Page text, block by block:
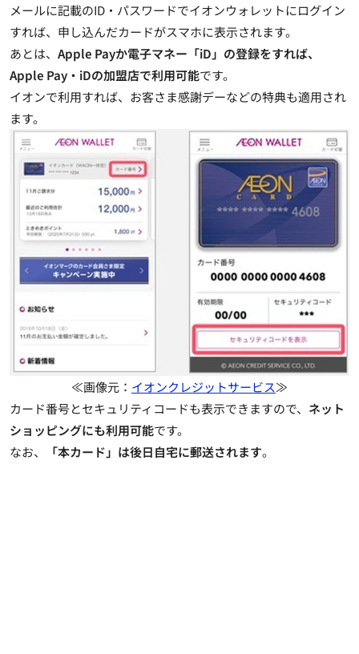
メールに記載のID・パスワードでイオンウォレットにログイン
すれば、申し込んだカードがスマホに表示されます。
あとは、 Apple Payか電子マネー「iD」の登録をすれば、
Apple Pay・iDの加盟店で利用可能です。
イオンで利用すれば、お客さま感謝デーなどの特典も適用され
ます。
≪画像元： イオンクレジットサービス≫
カード番号とセキュリティコードも表示できますので、 ネット
ショッピングにも利用可能です。
なお、
「本カード」は後日自宅に郵送されます。